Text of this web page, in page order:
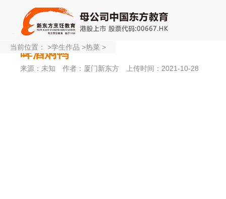
啤酒焖鸭
来源：未知 作者：厦门新东方 上传时间：2021-10-28
当前位置： >学生作品 >热菜 >